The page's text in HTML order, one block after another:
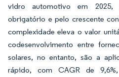
vidro automotivo em 2025,
obrigatório e pelo crescente
complexidade eleva o valor
codesenvolvimento entre
solares, no entanto, são a
rápido, com CAGR de